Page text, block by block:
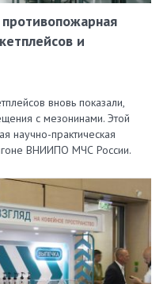
и
вновь показали,
с мезонинами. Этой
научно-практическая
ВНИИПО МЧС России.